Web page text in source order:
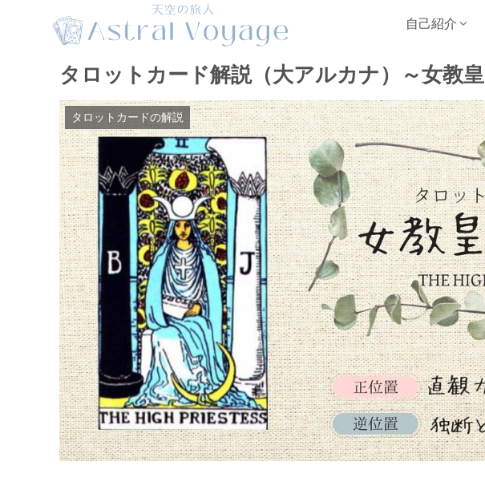
自己紹介
タロットカード解説（大アルカナ）～女教皇
タロットカードの解説